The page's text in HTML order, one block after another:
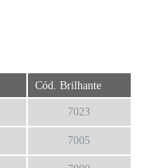
Cód. Brilhante
7023
7005